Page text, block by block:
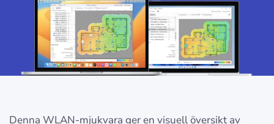
Denna WLAN-mjukvara ger en visuell översikt av